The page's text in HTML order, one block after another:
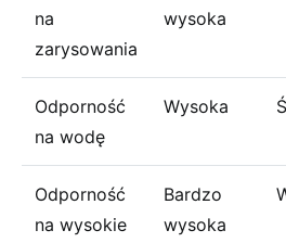
na
zarysowania
wysoka
Odporność
na wodę
Wysoka
Odporność
na wysokie
Bardzo
wysoka